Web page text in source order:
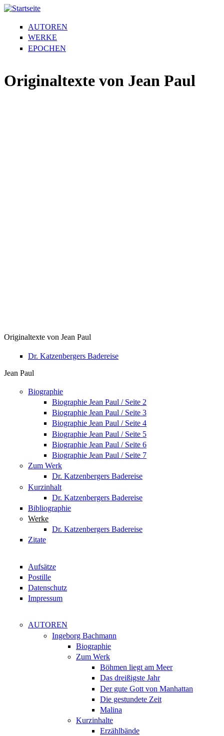
AUTOREN
WERKE
EPOCHEN
Originaltexte von Jean Paul
Originaltexte von Jean Paul
Dr. Katzenbergers Badereise
Jean Paul
Biographie
Biographie Jean Paul / Seite 2
Biographie Jean Paul / Seite 3
Biographie Jean Paul / Seite 4
Biographie Jean Paul / Seite 5
Biographie Jean Paul / Seite 6
Biographie Jean Paul / Seite 7
Zum Werk
Dr. Katzenbergers Badereise
Kurzinhalt
Dr. Katzenbergers Badereise
Bibliographie
Werke
Dr. Katzenbergers Badereise
Zitate
Aufsätze
Postille
Datenschutz
Impressum
AUTOREN
Ingeborg Bachmann
Biographie
Zum Werk
Böhmen liegt am Meer
Das dreißigste Jahr
Der gute Gott von Manhattan
Die gestundete Zeit
Malina
Kurzinhalte
Erzählbände